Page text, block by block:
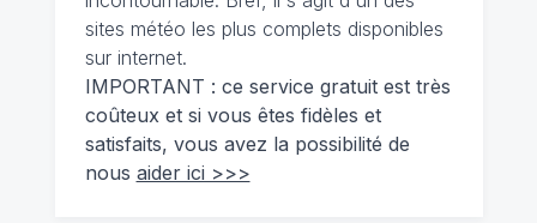
sites météo les plus complets disponibles
sur internet.
IMPORTANT : ce service gratuit est très
coûteux et si vous êtes fidèles et
satisfaits, vous avez la possibilité de
nous aider ici >>>